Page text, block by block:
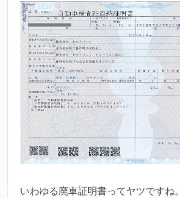
いわゆる廃車証明書ってヤツですね。